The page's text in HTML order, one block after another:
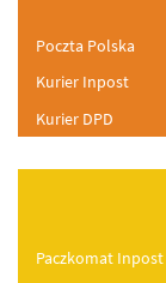
Poczta Polska
Kurier Inpost
Kurier DPD
Paczkomat Inpost